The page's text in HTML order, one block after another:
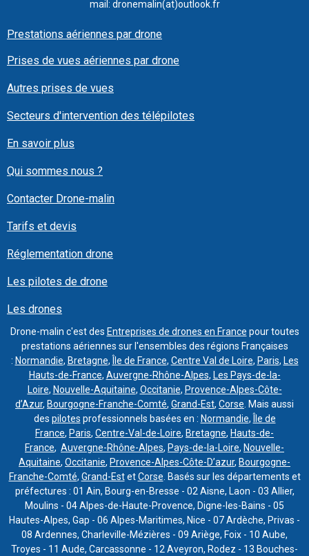
mail: dronemalin(at)outlook.fr
Prestations aériennes par drone
Prises de vues aériennes par drone
Autres prises de vues
Secteurs d'intervention des télépilotes
En savoir plus
Qui sommes nous ?
Contacter Drone-malin
Tarifs et devis
Réglementation drone
Les pilotes de drone
Les drones
Drone-malin c'est des Entreprises de drones en France pour toutes
prestations aériennes sur l'ensembles des régions Françaises
: Normandie, Bretagne, Île de France, Centre Val de Loire, Paris, Les
Hauts-de-France, Auvergne-Rhône-Alpes, Les Pays-de-la-
Loire, Nouvelle-Aquitaine, Occitanie, Provence-Alpes-Côte-
d’Azur, Bourgogne-Franche-Comté, Grand-Est, Corse . Mais aussi
des pilotes professionnels basées en : Normandie,
Île de
France, Paris, Centre-Val-de-Loire, Bretagne, Hauts-de-
France, Auvergne-Rhône-Alpes, Pays-de-la-Loire, Nouvelle-
Aquitaine, Occitanie, Provence-Alpes-Côte-D’azur, Bourgogne-
Franche-Comté, Grand-EstetCorse . Basés sur les départements et
préfectures : 01 Ain, Bourg-en-Bresse - 02 Aisne, Laon - 03 Allier,
Moulins - 04 Alpes-de-Haute-Provence, Digne-les-Bains - 05
Hautes-Alpes, Gap - 06 Alpes-Maritimes, Nice - 07 Ardèche, Privas -
08 Ardennes, Charleville-Mézières - 09 Ariège, Foix - 10 Aube,
Troyes - 11 Aude, Carcassonne - 12 Aveyron, Rodez - 13 Bouches-